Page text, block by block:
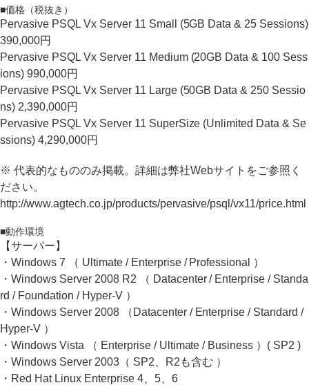
■価格（税抜き）
Pervasive PSQL Vx Server 11 Small (5GB Data & 25 Sessions)
390,000円
Pervasive PSQL Vx Server 11 Medium (20GB Data & 100 Sess
ions) 990,000円
Pervasive PSQL Vx Server 11 Large (50GB Data & 250 Sessio
ns) 2,390,000円
Pervasive PSQL Vx Server 11 SuperSize (Unlimited Data & Se
ssions) 4,290,000円
※ 代表的なもののみ掲載。詳細は弊社Webサイトをご参照く
ださい。
http://www.agtech.co.jp/products/pervasive/psql/vx11/price.html
■動作環境
【サーバー】
・Windows 7 （ Ultimate / Enterprise / Professional ）
・Windows Server 2008 R2 （ Datacenter / Enterprise / Standa
rd / Foundation / Hyper-V ）
・Windows Server 2008 （Datacenter / Enterprise / Standard /
Hyper-V ）
・Windows Vista （ Enterprise / Ultimate / Business ）( SP2 )
・Windows Server 2003（ SP2、R2も含む ）
・Red Hat Linux Enterprise 4、5、6